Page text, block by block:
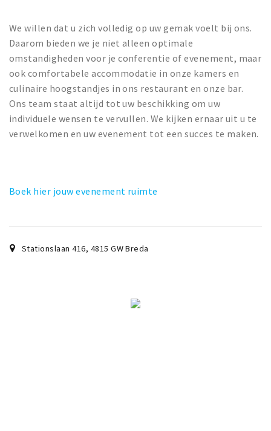
We willen dat u zich volledig op uw gemak voelt bij ons.
Daarom bieden we je niet alleen optimale
omstandigheden voor je conferentie of evenement, maar
ook comfortabele accommodatie in onze kamers en
culinaire hoogstandjes in ons restaurant en onze bar.
Ons team staat altijd tot uw beschikking om uw
individuele wensen te vervullen. We kijken ernaar uit u te
verwelkomen en uw evenement tot een succes te maken.
Boek hier jouw evenement ruimte
Stationslaan 416, 4815 GWBreda